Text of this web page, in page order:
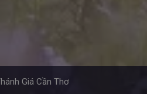
Giá Cần Thơ